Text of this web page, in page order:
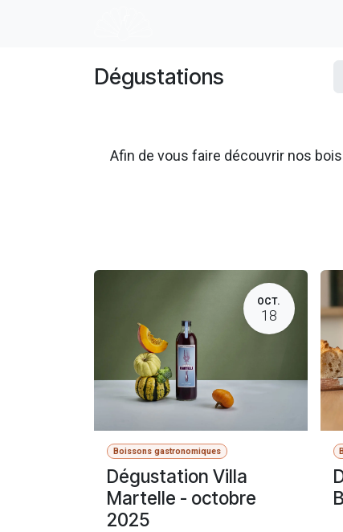
Dégustations
Afin de vous faire découvrir nos
OCT.
18
Boissons gastronomiques
Dégustation Villa
Martelle - octobre
2025